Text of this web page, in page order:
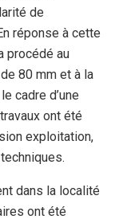
de
réponse à cette
procédé au
80 mm et à la
cadre d’une
ont été
exploitation,
dans la localité
ont été